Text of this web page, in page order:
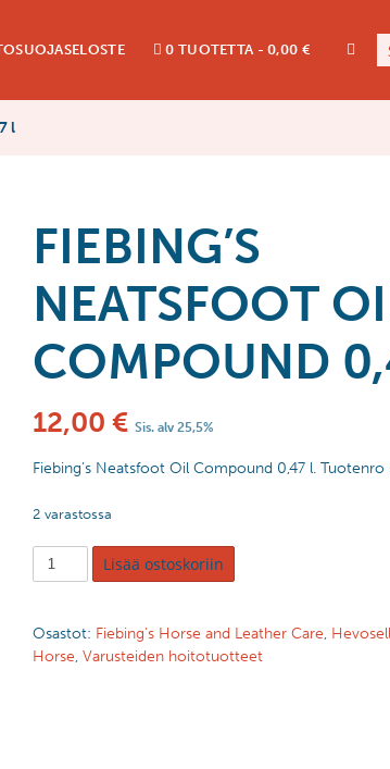
0 TUOTETTA 0,00 €
l
FIEBING’S
NEATSFOOT
COMPOUND
12,00 € Sis. alv 25,5%
Fiebing’s Neatsfoot Oil Compound 0,47 l. Tuotenro
2 varastossa
Lisää ostoskoriin
Osastot: Fiebing’s Horse and Leather Care,
Horse, Varusteiden hoitotuotteet